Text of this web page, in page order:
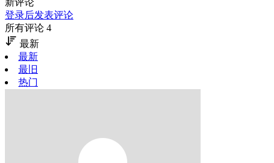
登录后发表评论
所有评论 4
最新
最新
最旧
热门